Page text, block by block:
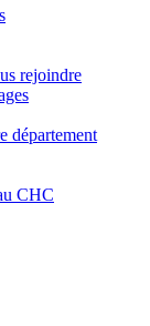
rejoindre
département
CHC